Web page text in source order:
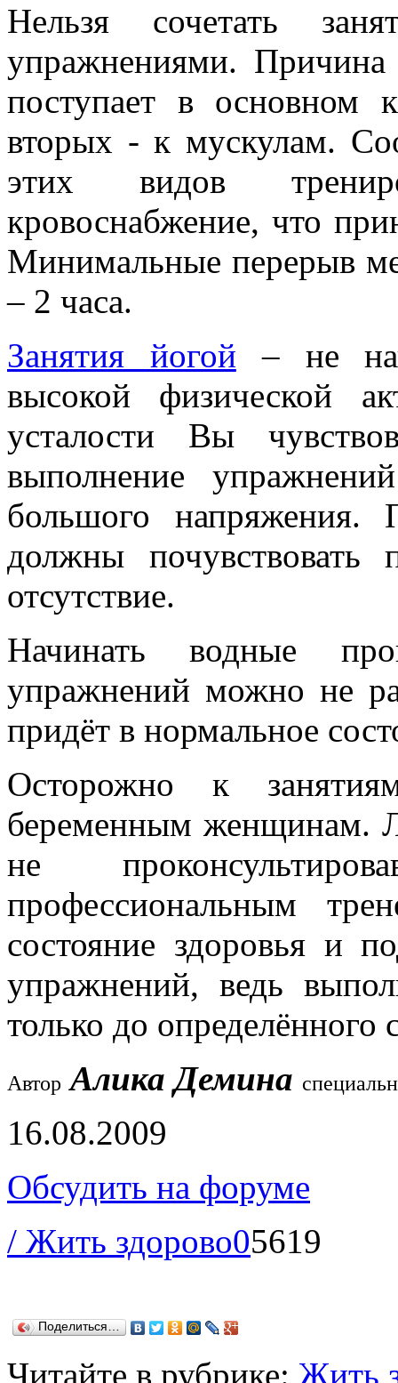
Нельзя сочетать
упражнениями.
поступает в основном
вторых - к мускулам.
этих видов
кровоснабжение, что
Минимальные перерыв
– 2 часа.
Занятия йогой – не
высокой физической
усталости Вы
выполнение
большого напряжения.
должны
отсутствие.
Начинать водные
упражнений можно не
придёт в нормальное
Осторожно к
беременным женщинам.
не
профессиональным
состояние здоровья и
упражнений, ведь
только до определённого
Автор Алика Демина
16.08.2009
Обсудить на форуме
/ Жить здорово05619
Поделиться…
Читайте в рубрике: Жить